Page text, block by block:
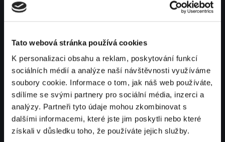
Tato webová stránka používá cookies
K personalizaci obsahu a reklam, poskytování funkcí
sociálních médií a analýze naší návštěvnosti využíváme
soubory cookie. Informace o tom, jak náš web používáte,
sdílíme se svými partnery pro sociální média, inzerci a
analýzy. Partneři tyto údaje mohou zkombinovat s
dalšími informacemi, které jste jim poskytli nebo které
získali v důsledku toho, že používáte jejich služby.